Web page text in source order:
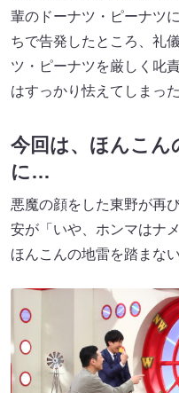
輩のドーナツ・ピーナツ
ちで告発したところ、礼
ツ・ピーナツを厳しく叱
はすっかり怯えてしまっ
今回は、ほんこん
に…
悪魔の顔をした東野が再
安が「いや、ホンマはナ
ほんこんの地雷を踏まな